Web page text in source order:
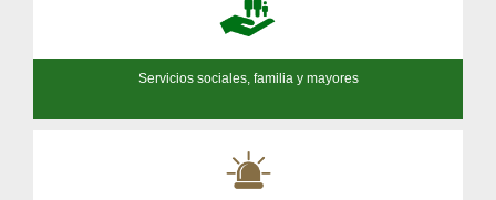
Servicios sociales, familia y mayores